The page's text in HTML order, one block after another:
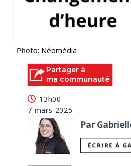
Photo: Néomédia
Partager à
ma communauté
13h00
7 mars 2025
Par
ÉCRIRE À